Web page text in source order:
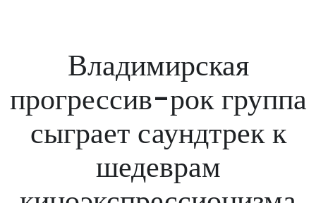
Владимирская
прогрессив-рок группа
сыграет саундтрек к
шедеврам